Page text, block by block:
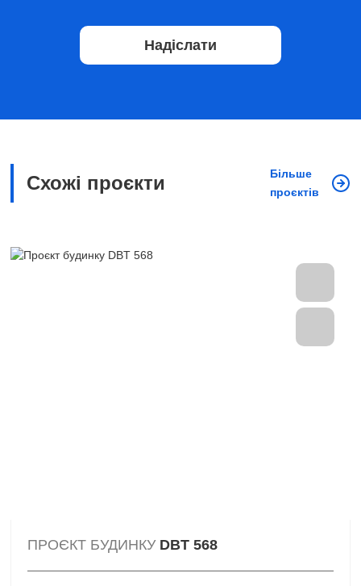
Надіслати
Схожі проєкти
Більше
проєктів
ПРОЄКТ БУДИНКУ DBT 568